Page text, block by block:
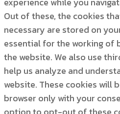
Out of these, the cookies
necessary are stored on
essential for the working
the website. We also use
help us analyze and
website. These cookies will
browser only with your